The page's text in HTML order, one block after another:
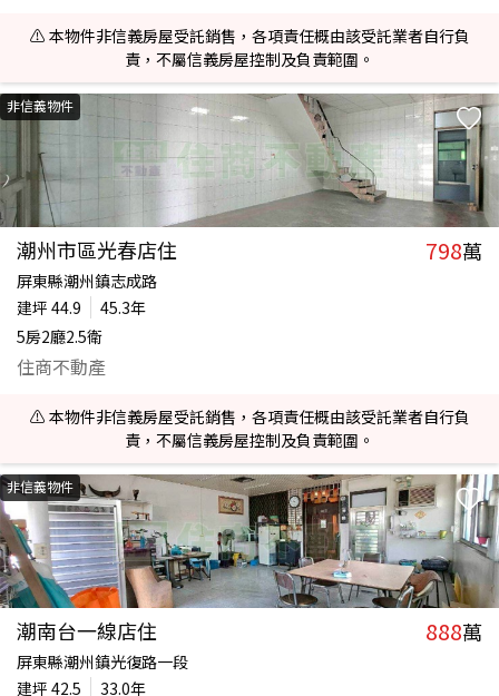
⚠️ 本物件非信義房屋受託銷售，各項責任概由該受託業者自行負
責，不屬信義房屋控制及負責範圍。
非信義物件
潮州市區光春店住 798萬
屏東縣潮州鎮志成路
建坪 44.9
45.3年
5房2廳2.5衛
住商不動產
⚠️ 本物件非信義房屋受託銷售，各項責任概由該受託業者自行負
責，不屬信義房屋控制及負責範圍。
非信義物件
潮南台一線店住 888萬
屏東縣潮州鎮光復路一段
建坪 42.5
33.0年